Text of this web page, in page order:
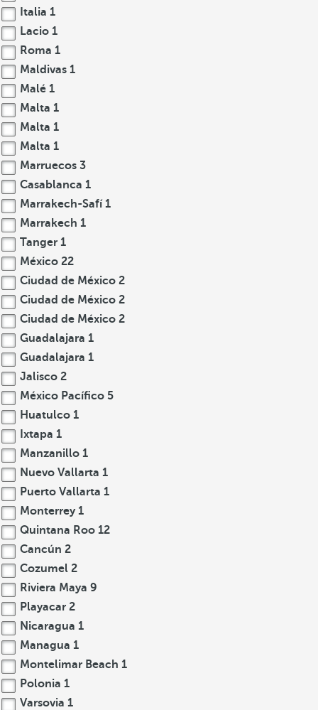
Italia 1
Lacio 1
Roma 1
Maldivas 1
Malé 1
Malta 1
Malta 1
Malta 1
Marruecos 3
Casablanca 1
Marrakech-Safí1
Marrakech 1
Tanger 1
México 22
Ciudad de México 2
Ciudad de México 2
Ciudad de México 2
Guadalajara 1
Guadalajara 1
Jalisco 2
México Pacífico 5
Huatulco 1
Ixtapa 1
Manzanillo 1
Nuevo Vallarta 1
Puerto Vallarta 1
Monterrey 1
Quintana Roo 12
Cancún 2
Cozumel 2
Riviera Maya 9
Playacar 2
Nicaragua 1
Managua 1
Montelimar Beach 1
Polonia 1
Varsovia 1